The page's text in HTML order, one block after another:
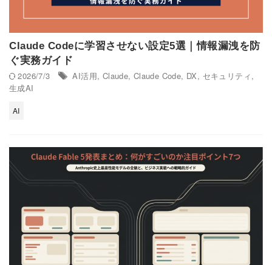
Claude Codeに学習させない設定5選｜情報漏洩を防
ぐ実務ガイド
2026/7/3
AI活用, Claude, Claude Code, DX, セキュリティ,
生成AI
AI